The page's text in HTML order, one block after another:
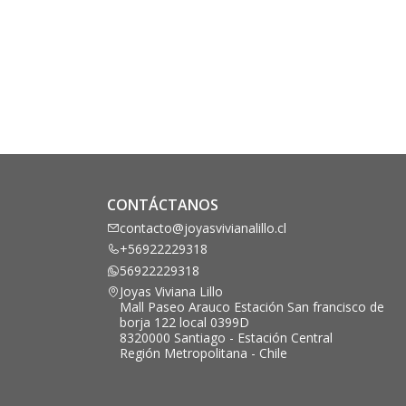
CONTÁCTANOS
contacto@joyasvivianalillo.cl
+56922229318
56922229318
Joyas Viviana Lillo
Mall Paseo Arauco Estación San francisco de
borja 122 local 0399D
8320000 Santiago - Estación Central
Región Metropolitana - Chile